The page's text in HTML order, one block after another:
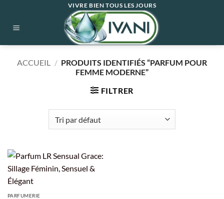
contenu
VIVRE BIEN TOUS LES JOURS
ACCUEIL / PRODUITS IDENTIFIÉS “PARFUM POUR
FEMME MODERNE”
FILTRER
PARFUMERIE